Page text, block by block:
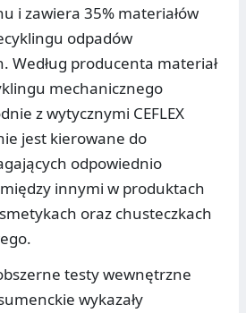
i zawiera 35% materiałów
odpadów
Według producenta materiał
mechanicznego
z wytycznymi CEFLEX
jest kierowane do
odpowiednio
innymi w produktach
oraz chusteczkach
testy wewnętrzne
wykazały